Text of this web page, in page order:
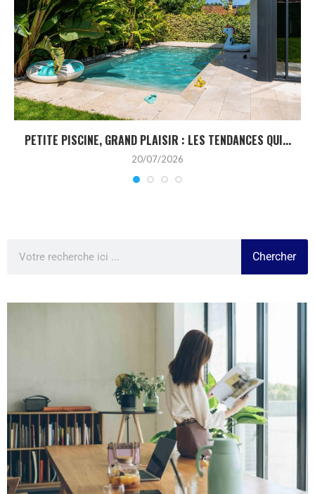
PETITE PISCINE, GRAND PLAISIR : LES TENDANCES QUI...
20/07/2026
Chercher